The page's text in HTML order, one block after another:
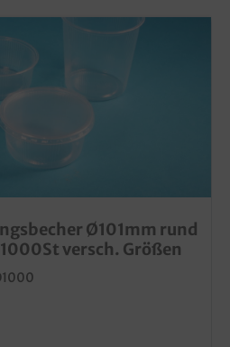
Ø101mm rund
versch. Größen